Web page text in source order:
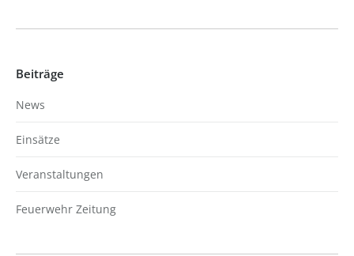
Beiträge
News
Einsätze
Veranstaltungen
Feuerwehr Zeitung